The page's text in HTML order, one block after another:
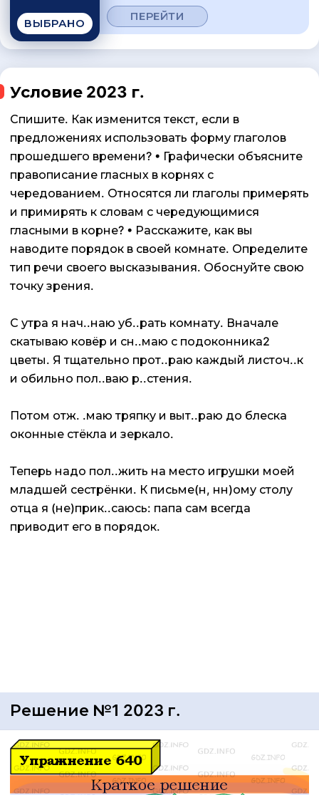
ВЫБРАНО
ПЕРЕЙТИ
Условие 2023 г.
Спишите. Как изменится текст, если в
предложениях использовать форму глаголов
прошедшего времени? • Графически объясните
правописание гласных в корнях с
чередованием. Относятся ли глаголы примерять
и примирять к словам с чередующимися
гласными в корне? • Расскажите, как вы
наводите порядок в своей комнате. Определите
тип речи своего высказывания. Обоснуйте свою
точку зрения.
С утра я нач..наю уб..рать комнату. Вначале
скатываю ковёр и сн..маю с подоконника2
цветы. Я тщательно прот..раю каждый листоч..к
и обильно пол..ваю р..стения.
Потом отж. .маю тряпку и выт..раю до блеска
оконные стёкла и зеркало.
Теперь надо пол..жить на место игрушки моей
младшей сестрёнки. К письме(н, нн)ому столу
отца я (не)прик..саюсь: папа сам всегда
приводит его в порядок.
Решение №1 2023 г.